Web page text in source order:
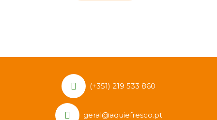
(+351) 219 533 860
geral@aquiefresco.pt